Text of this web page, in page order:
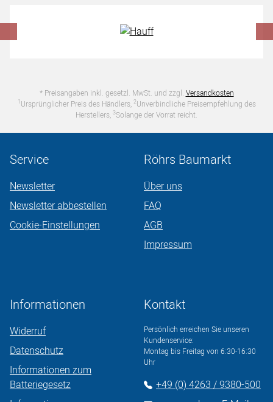
* Preisangaben inkl. gesetzl. MwSt. und zzgl. Versandkosten
1 Ursprünglicher Preis des Händlers, 2Unverbindliche Preisempfehlung des
Herstellers, 3Solange der Vorrat reicht.
Service
Newsletter
Newsletter abbestellen
Cookie-Einstellungen
Röhrs Baumarkt
Über uns
FAQ
AGB
Impressum
Informationen
Widerruf
Datenschutz
Informationen zum
Batteriegesetz
Kontakt
Persönlich erreichen Sie unseren
Kundenservice:
Montag bis Freitag von 6:30-16:30
Uhr
+49 (0) 4263 / 9380-500